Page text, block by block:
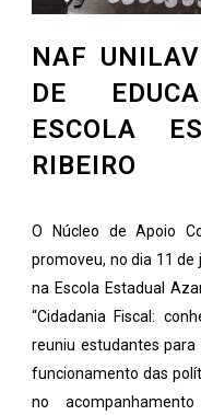
NAF
DE
ESCOLA
RIBEIRO
O Núcleo de Apoio
promoveu, no dia 11 de
na Escola Estadual
“Cidadania Fiscal:
reuniu estudantes
funcionamento das
no